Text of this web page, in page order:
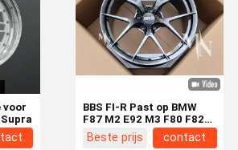
voor
BBS FI-R Past op BMW
F87 M2 E92 M3 F80 F82
M4 Gesmede Diamond
Black Velgen
Beste prijs contact